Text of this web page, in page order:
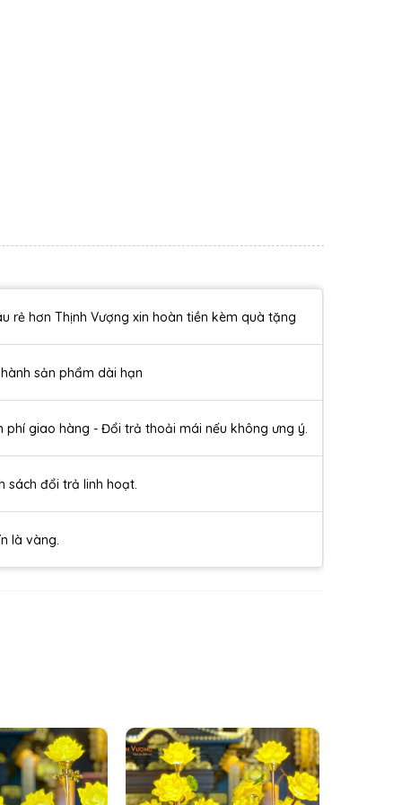
rẻ hơn Thịnh Vượng xin hoàn tiền kèm quà tặng
sản phẩm dài hạn
phí giao hàng - Đổi trả thoải mái nếu không ưng ý.
sách đổi trả linh hoạt.
là vàng.